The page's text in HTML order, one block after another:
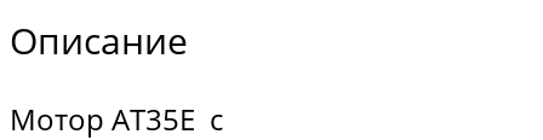
Описание
Мотор AT35E с